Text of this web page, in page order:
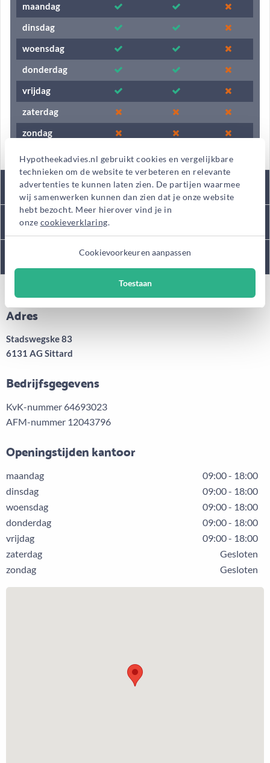
Hypotheekadvies.nl gebruikt cookies en vergelijkbare
technieken om de website te verbeteren en relevante
advertenties te kunnen laten zien. De partijen waarmee
wij samenwerken kunnen dan zien dat je onze website
hebt bezocht. Meer hierover vind je in
onze cookieverklaring.
Cookievoorkeuren aanpassen
Toestaan
maandag
dinsdag
woensdag
donderdag
vrijdag
zaterdag
zondag
Tarieven
Kantooromschrijving
Adres
Stadswegske 83
6131 AG Sittard
Bedrijfsgegevens
KvK-nummer 64693023
AFM-nummer 12043796
Openingstijden kantoor
maandag
09:00 - 18:00
dinsdag
09:00 - 18:00
woensdag
09:00 - 18:00
donderdag
09:00 - 18:00
vrijdag
09:00 - 18:00
zaterdag
Gesloten
zondag
Gesloten